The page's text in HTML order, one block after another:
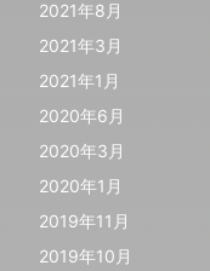
2021年8月
2021年3月
2021年1月
2020年6月
2020年3月
2020年1月
2019年11月
2019年10月